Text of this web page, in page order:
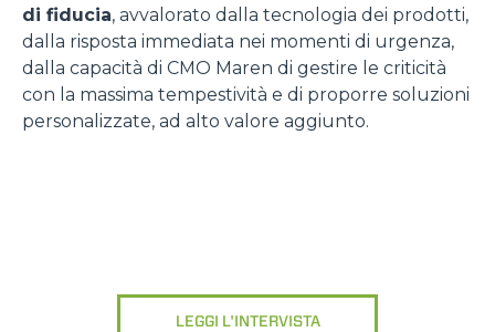
di fiducia, avvalorato dalla tecnologia dei prodotti,
dalla risposta immediata nei momenti di urgenza,
dalla capacità di CMO Maren di gestire le criticità
con la massima tempestività e di proporre soluzioni
personalizzate, ad alto valore aggiunto.
LEGGI L'INTERVISTA